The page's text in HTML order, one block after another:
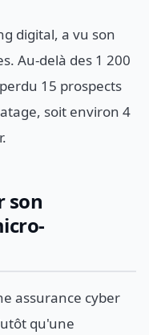
digital, a vu son
Au-delà des 1 200
15 prospects
soit environ 4
son
assurance cyber
qu'une